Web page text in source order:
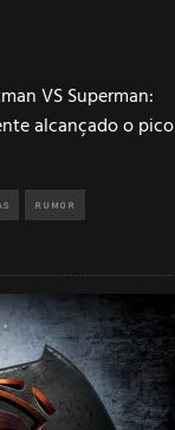
VS Superman:
alcançado o pico
RUMOR